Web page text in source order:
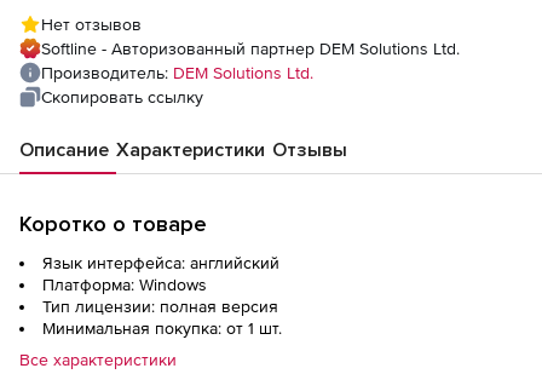
capabilities Bundle, ULK 2, 8 Par
Нет отзывов
Softline - Авторизованный партнер DEM Solutions Ltd.
Производитель: DEM Solutions Ltd.
Скопировать ссылку
Описание Характеристики Отзывы
Коротко о товаре
Язык интерфейса: английский
Платформа: Windows
Тип лицензии: полная версия
Минимальная покупка: от 1 шт.
Все характеристики